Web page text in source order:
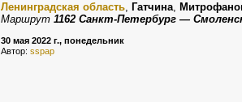
Ленинградская область, Гатчина,
Маршрут 1162 Санкт-Петербург —
30 мая 2022 г., понедельник
Автор: sspap